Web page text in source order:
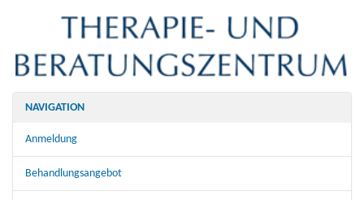
NAVIGATION
Anmeldung
Behandlungsangebot